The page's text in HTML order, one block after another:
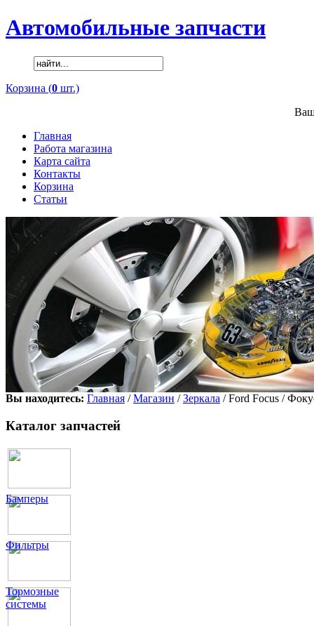
Автомобильные запчасти
Корзина (0 шт.)
Главная
Работа магазина
Карта сайта
Контакты
Корзина
Статьи
Вы находитесь: Главная /Магазин /Зеркала / Ford Focus /
Каталог запчастей
Бамперы
Фильтры
Тормозные
системы